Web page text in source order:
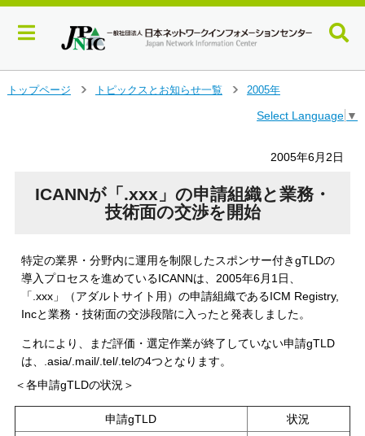
トップページ
トピックスとお知らせ一覧
2005年
Select Language ▼
2005年6月2日
ICANNが「.xxx」の申請組織と業務・
技術面の交渉を開始
特定の業界・分野内に運用を制限したスポンサー付きgTLDの
導入プロセスを進めているICANNは、2005年6月1日、
「.xxx」（アダルトサイト用）の申請組織であるICM Registry,
Incと業務・技術面の交渉段階に入ったと発表しました。
これにより、まだ評価・選定作業が終了していない申請gTLD
は、.asia/.mail/.tel/.telの4つとなります。
＜各申請gTLDの状況＞
申請gTLD 状況